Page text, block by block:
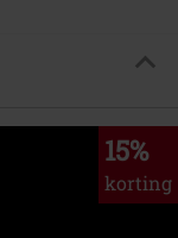
15%
korting